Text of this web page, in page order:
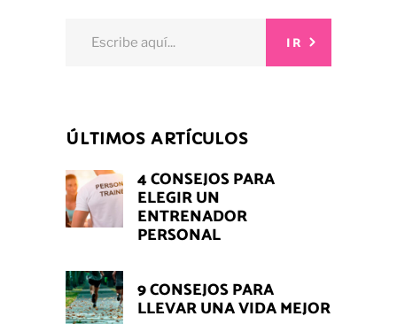
IR
ÚLTIMOS ARTÍCULOS
4 CONSEJOS PARA
ELEGIR UN
ENTRENADOR
PERSONAL
9 CONSEJOS PARA
LLEVAR UNA VIDA MEJOR